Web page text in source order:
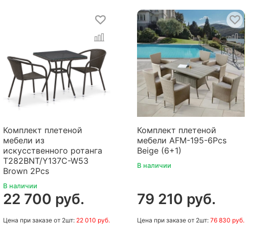
Комплект плетеной
мебели из
искусственного ротанга
T282BNT/Y137C-W53
Brown 2Pcs
В наличии
22 700 руб.
Цена при заказе от 2шт: 22 010 руб.
Комплект плетеной
мебели AFM-195-6Pcs
Beige (6+1)
В наличии
79 210 руб.
Цена при заказе от 2шт:76 830 руб.